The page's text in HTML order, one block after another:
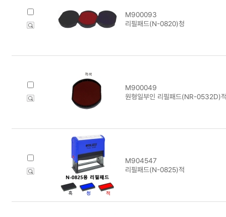
M900093
리필패드(N-0820)청
M900049
원형일부인 리필패드(NR-0532D)
M904547
리필패드(N-0825)적